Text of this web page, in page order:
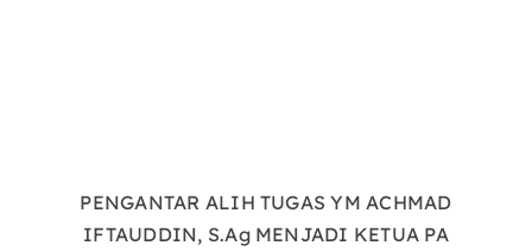
PENGANTAR ALIH TUGAS YM ACHMAD
IFTAUDDIN, S.Ag MENJADI KETUA PA